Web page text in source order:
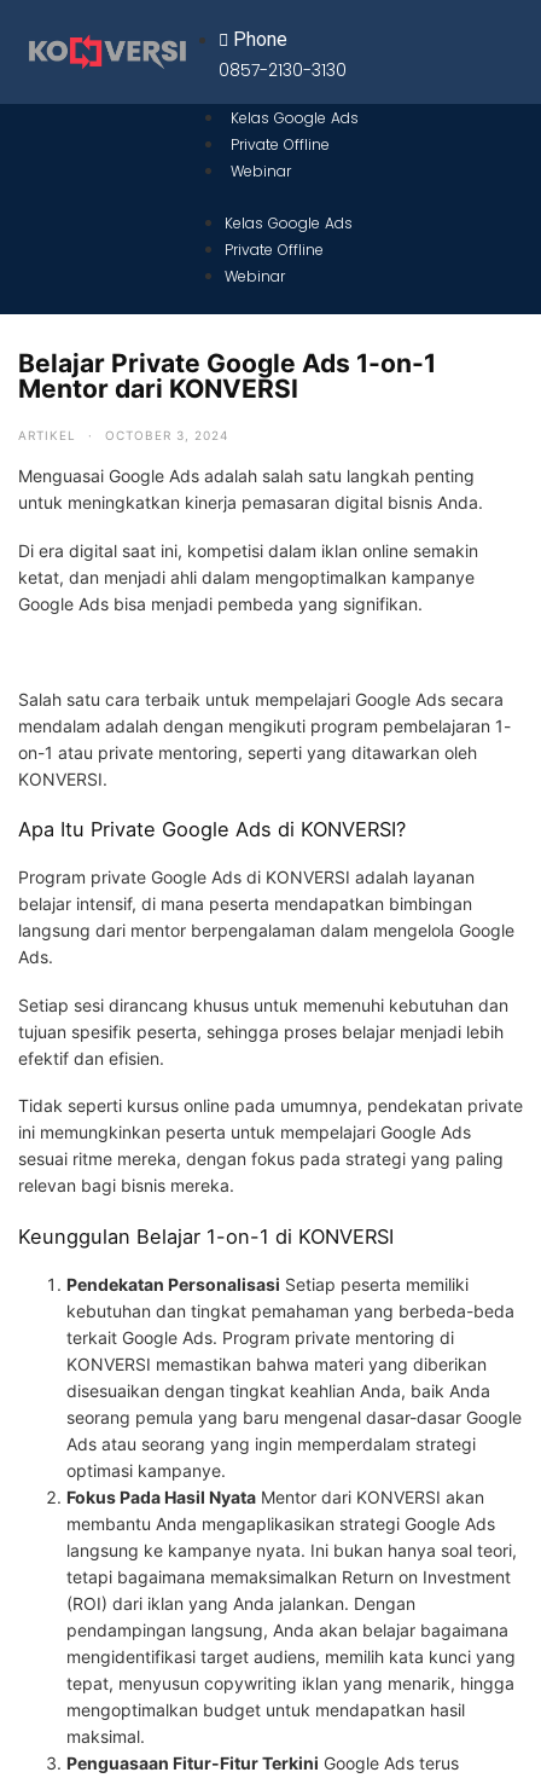
Phone
0857-2130-3130
Kelas Google Ads
Private Offline
Webinar
Kelas Google Ads
Private Offline
Webinar
Belajar Private Google Ads 1-on-1
Mentor dari KONVERSI
ARTIKEL · OCTOBER 3, 2024
Menguasai Google Ads adalah salah satu langkah penting
untuk meningkatkan kinerja pemasaran digital bisnis Anda.
Di era digital saat ini, kompetisi dalam iklan online semakin
ketat, dan menjadi ahli dalam mengoptimalkan kampanye
Google Ads bisa menjadi pembeda yang signifikan.
Salah satu cara terbaik untuk mempelajari Google Ads secara
mendalam adalah dengan mengikuti program pembelajaran 1-
on-1 atau private mentoring, seperti yang ditawarkan oleh
KONVERSI.
Apa Itu Private Google Ads di KONVERSI?
Program private Google Ads di KONVERSI adalah layanan
belajar intensif, di mana peserta mendapatkan bimbingan
langsung dari mentor berpengalaman dalam mengelola Google
Ads.
Setiap sesi dirancang khusus untuk memenuhi kebutuhan dan
tujuan spesifik peserta, sehingga proses belajar menjadi lebih
efektif dan efisien.
Tidak seperti kursus online pada umumnya, pendekatan private
ini memungkinkan peserta untuk mempelajari Google Ads
sesuai ritme mereka, dengan fokus pada strategi yang paling
relevan bagi bisnis mereka.
Keunggulan Belajar 1-on-1 di KONVERSI
Pendekatan Personalisasi Setiap peserta memiliki
kebutuhan dan tingkat pemahaman yang berbeda-beda
terkait Google Ads. Program private mentoring di
KONVERSI memastikan bahwa materi yang diberikan
disesuaikan dengan tingkat keahlian Anda, baik Anda
seorang pemula yang baru mengenal dasar-dasar Google
Ads atau seorang yang ingin memperdalam strategi
optimasi kampanye.
Fokus Pada Hasil Nyata Mentor dari KONVERSI akan
membantu Anda mengaplikasikan strategi Google Ads
langsung ke kampanye nyata. Ini bukan hanya soal teori,
tetapi bagaimana memaksimalkan Return on Investment
(ROI) dari iklan yang Anda jalankan. Dengan
pendampingan langsung, Anda akan belajar bagaimana
mengidentifikasi target audiens, memilih kata kunci yang
tepat, menyusun copywriting iklan yang menarik, hingga
mengoptimalkan budget untuk mendapatkan hasil
maksimal.
Penguasaan Fitur-Fitur Terkini Google Ads terus